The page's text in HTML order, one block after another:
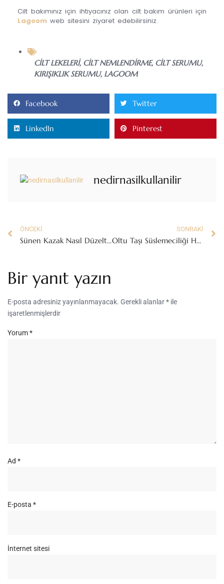
Cilt bakımınız için ihtiyacınız olan cilt bakım ürünleri için
Lagoom web sitesini ziyaret edebilirsiniz.
CILT LEKELERI, CILT NEMLENDIRME, CILT SERUMU,
KIRIŞIKLIK SERUMU, LAGOOM
Facebook Twitter
LinkedIn Pinterest
nedirnasilkullanilir
ÖNCEKI
Sünen Kazak Nasıl Düzeltilir?
SONRAKI
Oltu Taşı Süslemeciliği Hangi Yöreye Aittir?
Bir yanıt yazın
E-posta adresiniz yayınlanmayacak. Gerekli alanlar* ile
işaretlenmişlerdir
Yorum*
Ad *
E-posta *
İnternet sitesi